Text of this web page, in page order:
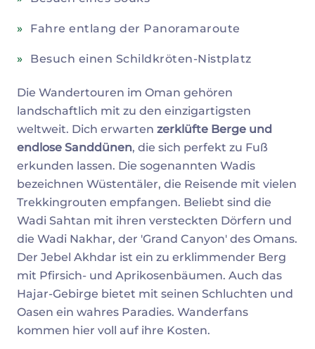
Fahre entlang der Panoramaroute
Besuch einen Schildkröten-Nistplatz
Die Wandertouren im Oman gehören
landschaftlich mit zu den einzigartigsten
weltweit. Dich erwarten zerklüfte Berge und
endlose Sanddünen, die sich perfekt zu Fuß
erkunden lassen. Die sogenannten Wadis
bezeichnen Wüstentäler, die Reisende mit vielen
Trekkingrouten empfangen. Beliebt sind die
Wadi Sahtan mit ihren versteckten Dörfern und
die Wadi Nakhar, der 'Grand Canyon' des Omans.
Der Jebel Akhdar ist ein zu erklimmender Berg
mit Pfirsich- und Aprikosenbäumen. Auch das
Hajar-Gebirge bietet mit seinen Schluchten und
Oasen ein wahres Paradies. Wanderfans
kommen hier voll auf ihre Kosten.